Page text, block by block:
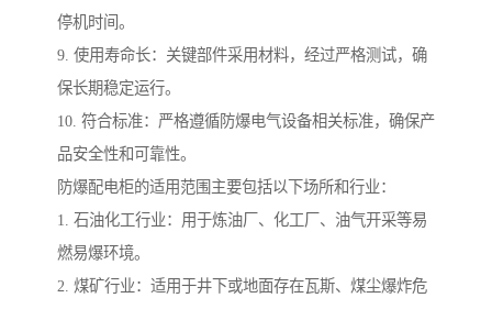
停机时间。
9. 使用寿命长：关键部件采用材料，经过严格测试，确
保长期稳定运行。
10. 符合标准：严格遵循防爆电气设备相关标准，确保产
品安全性和可靠性。
防爆配电柜的适用范围主要包括以下场所和行业：
1. 石油化工行业：用于炼油厂、化工厂、油气开采等易
燃易爆环境。
2. 煤矿行业：适用于井下或地面存在瓦斯、煤尘爆炸危